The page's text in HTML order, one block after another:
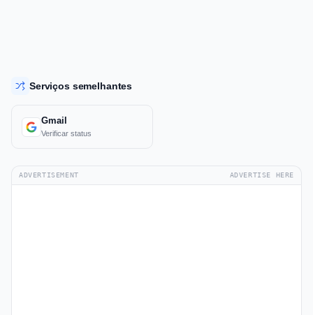
Serviços semelhantes
Gmail
Verificar status
ADVERTISEMENT ADVERTISE HERE